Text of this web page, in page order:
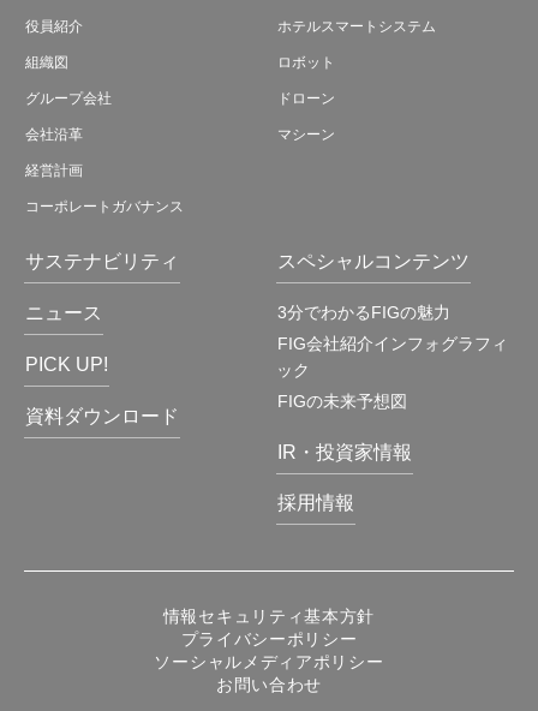
役員紹介
組織図
グループ会社
会社沿革
経営計画
コーポレートガバナンス
ホテルスマートシステム
ロボット
ドローン
マシーン
サステナビリティ
ニュース
PICK UP!
資料ダウンロード
スペシャルコンテンツ
3分でわかるFIGの魅力
FIG会社紹介インフォグラフィ
ック
FIGの未来予想図
IR・投資家情報
採用情報
情報セキュリティ基本方針
プライバシーポリシー
ソーシャルメディアポリシー
お問い合わせ